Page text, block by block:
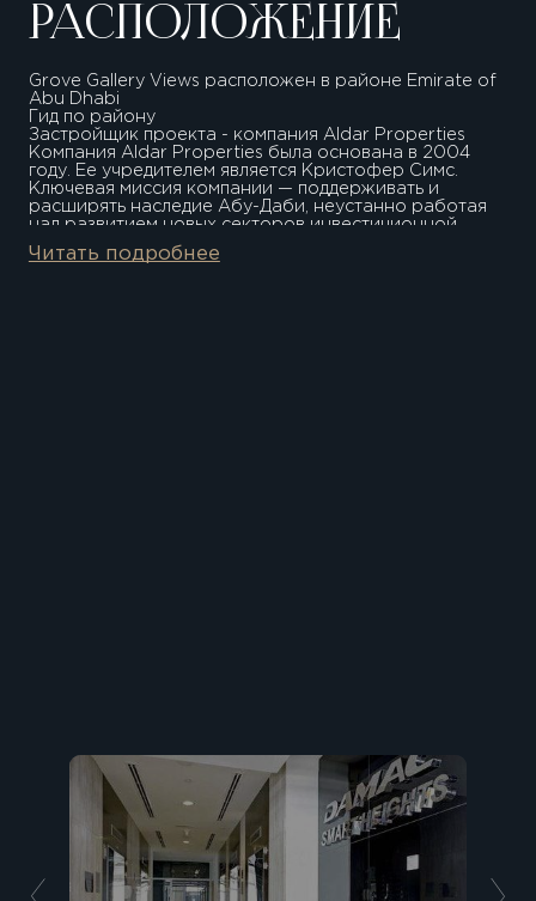
РАСПОЛОЖЕНИЕ
Grove Gallery Views расположен в районе Emirate of
Abu Dhabi
Гид по району
Застройщик проекта - компания Aldar Properties
Компания Aldar Properties была основана в 2004
году. Ее учредителем является Кристофер Симс.
Ключевая миссия компании — поддерживать и
расширять наследие Абу-Даби, неустанно работая
над развитием новых секторов инвестиционной
деятельности.
Застройщик проекта - компания Aldar Properties
Читать подробнее